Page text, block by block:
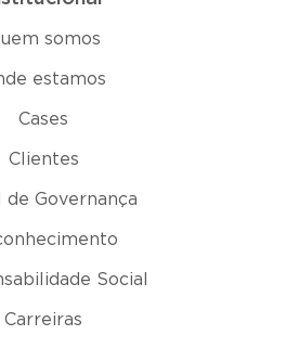
somos
estamos
Cases
Clientes
de Governança
Social
Carreiras